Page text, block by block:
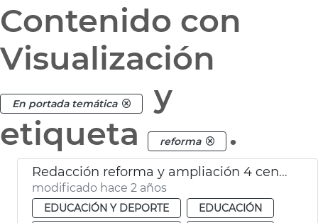
Contenido con
Visualización
En portada temática
y
etiqueta
reforma .
Redacción reforma y ampliación 4 centros escolares
modificado hace 2 años
EDUCACIÓN Y DEPORTE
EDUCACIÓN